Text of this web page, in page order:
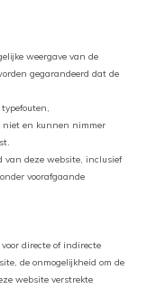
weergave van de
gegarandeerd dat de
niet en kunnen nimmer
van deze website, inclusief
voorafgaande
directe of indirecte
de onmogelijkheid om de
website verstrekte